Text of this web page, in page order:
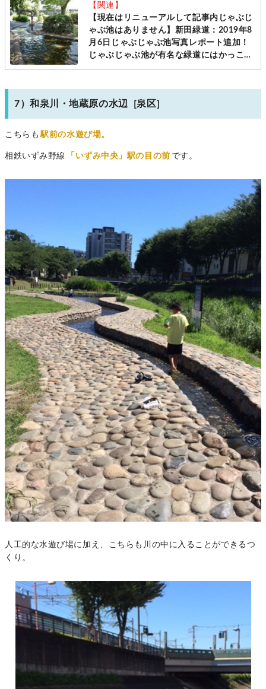
【関連】
【現在はリニューアルして記事内じゃぶじ
ゃぶ池はありません】新田緑道：2019年8
月6日じゃぶじゃぶ池写真レポート追加！
じゃぶじゃぶ池が有名な緑道にはかっこい
7）和泉川・地蔵原の水辺 [泉区]
こちらも 駅前の水遊び場。
相鉄いずみ野線 「いずみ中央」駅の目の前 です。
人工的な水遊び場に加え、こちらも川の中に入ることができるつ
くり。